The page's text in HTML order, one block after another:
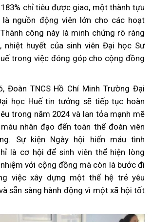
chỉ tiêu được giao, một thành tựu
nguồn động viên lớn cho các hoạt
công này là minh chứng rõ ràng
nhiệt huyết của sinh viên Đại học Sư
trong việc đóng góp cho cộng đồng
Đoàn TNCS Hồ Chí Minh Trường Đại
học Huế tin tưởng sẽ tiếp tục hoàn
trong năm 2024 và lan tỏa mạnh mẽ
nhân đạo đến toàn thể đoàn viên
Sự kiện Ngày hội hiến máu tình
là cơ hội để sinh viên thể hiện lòng
với cộng đồng mà còn là bước đi
việc xây dựng một thế hệ trẻ yêu
sẵn sàng hành động vì một xã hội tốt